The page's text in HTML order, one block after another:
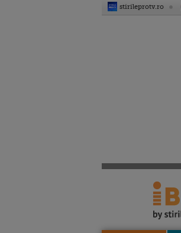
stirileprotv.ro